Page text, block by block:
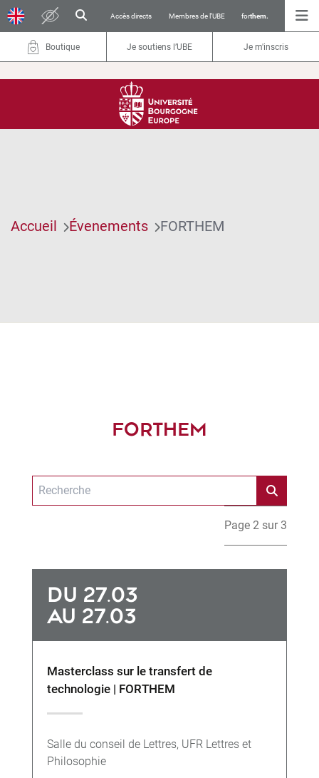
Accès directs Membres de l’UBE forthem.
Boutique Je soutiens l’UBE Je m'inscris
Accueil Évenements FORTHEM
FORTHEM
Page 2 sur 3
DU 27.03
AU 27.03
Masterclass sur le transfert de
technologie | FORTHEM
Salle du conseil de Lettres, UFR Lettres et
Philosophie